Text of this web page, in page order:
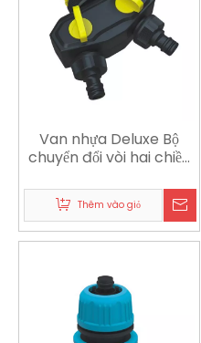
Van nhựa Deluxe Bộ
chuyển đổi vòi hai chiều
vườn
Thêm vào giỏ